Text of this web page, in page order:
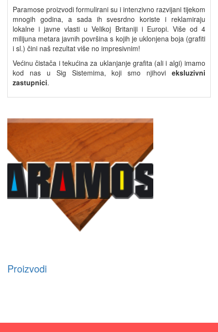
Paramose proizvodi formulirani su i intenzivno razvijani tijekom
mnogih godina, a sada ih svesrdno koriste i reklamiraju
lokalne i javne vlasti u Velikoj Britaniji i Europi. Više od 4
milijuna metara javnih površina s kojih je uklonjena boja (grafiti
i sl.) čini naš rezultat više no impresivnim!
Većinu čistača i tekućina za uklanjanje grafita (ali i algi) imamo
kod nas u Sig Sistemima, koji smo njihovi eksluzivni
zastupnici.
Proizvodi